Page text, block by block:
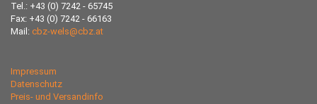
Tel.: +43 (0) 7242 - 65745
Fax: +43 (0) 7242 - 66163
Mail: cbz-wels@cbz.at
Impressum
Datenschutz
Preis- und Versandinfo